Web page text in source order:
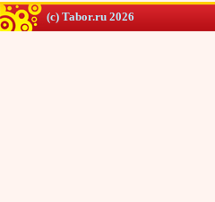
(c) Tabor.ru 2026